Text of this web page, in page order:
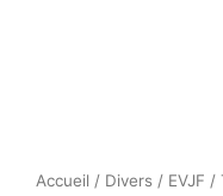
Accueil / Divers / EVJF /